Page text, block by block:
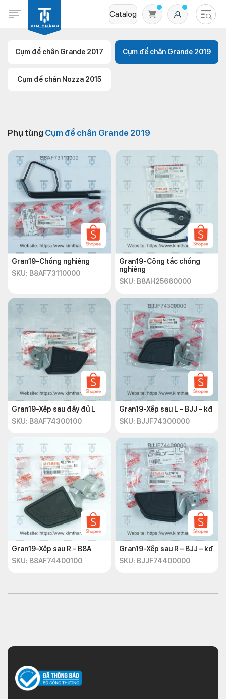
Catalog
Không có sản phẩm nào trong giỏ hàng
Cụm để chân Grande 2017 Cụm để chân Grande 2019
Cụm để chân Nozza 2015
Phụ tùng Cụm để chân Grande 2019
Gran19-Chống nghiêng
SKU: B8AF73110000
Gran19-Công tắc chống
nghiêng
SKU: B8AH25660000
Gran19-Xếp sau đầy đủ L
SKU: B8AF74300100
Gran19-Xếp sau L – BJJ – kđ
SKU: BJJF74300000
Gran19-Xếp sau R – B8A
SKU: B8AF74400100
Gran19-Xếp sau R – BJJ – kđ
SKU: BJJF74400000